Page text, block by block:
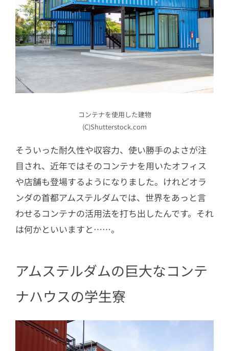
コンテナを使用した建物
(C)Shutterstock.com
そういった耐久性や収容力、使い勝手のよさが注
目され、近年ではそのコンテナを用いたオフィス
や店舗も登場するようになりました。けれどオラ
ンダの首都アムステルダムでは、世界をあっと言
わせるコンテナの活用法を打ち出したんです。それ
は何かといいますと……。
アムステルダムの巨大なコンテ
ナハウスの学生寮